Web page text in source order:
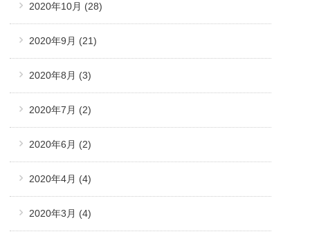
2020年10月 (28)
2020年9月 (21)
2020年8月 (3)
2020年7月 (2)
2020年6月 (2)
2020年4月 (4)
2020年3月 (4)